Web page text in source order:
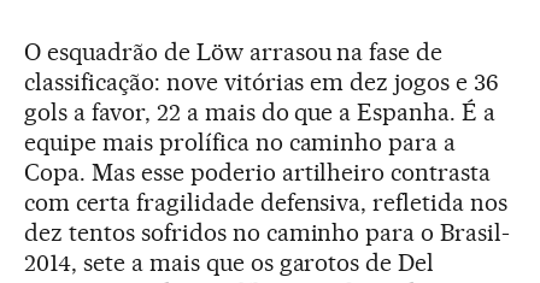
O esquadrão de Löw arrasou na fase de
classificação: nove vitórias em dez jogos e 36
gols a favor, 22 a mais do que a Espanha. É a
equipe mais prolífica no caminho para a
Copa. Mas esse poderio artilheiro contrasta
com certa fragilidade defensiva, refletida nos
dez tentos sofridos no caminho para o Brasil-
2014, sete a mais que os garotos de Del